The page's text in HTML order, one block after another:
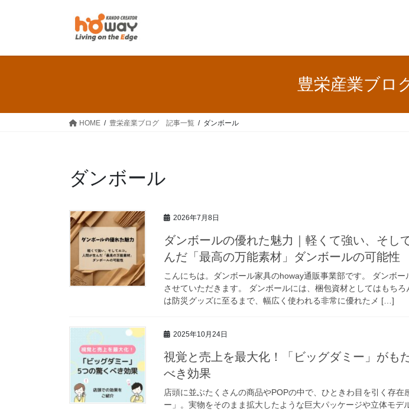
豊栄産業ブ
HOME 豊栄産業ブログ 記事一覧 ダンボール
ダンボール
2026年7月8日
ダンボールの優れた魅力｜軽くて強い、そし
んだ「最高の万能素材」ダンボールの可能性
こんにちは。ダンボール家具のhoway通販事業部です。 ダンボー
させていただきます。 ダンボールには、梱包資材としてはもち
は防災グッズに至るまで、幅広く使われる非常に優れたメ […]
2025年10月24日
視覚と売上を最大化！「ビッグダミー」がも
べき効果
店頭に並ぶたくさんの商品やPOPの中で、ひときわ目を引く存在
ー」。実物をそのまま拡大したような巨大パッケージや立体モデ